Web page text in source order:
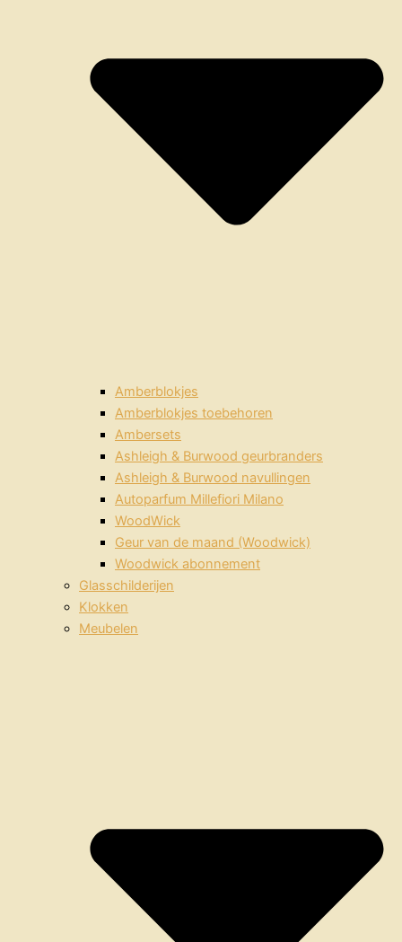
Amberblokjes
Amberblokjes toebehoren
Ambersets
Ashleigh & Burwood geurbranders
Ashleigh & Burwood navullingen
Autoparfum Millefiori Milano
WoodWick
Geur van de maand (Woodwick)
Woodwick abonnement
Glasschilderijen
Klokken
Meubelen